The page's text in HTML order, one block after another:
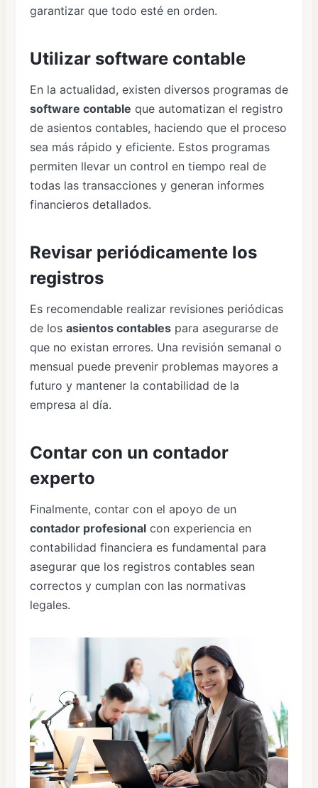
garantizar que todo esté en orden.
Utilizar software contable
En la actualidad, existen diversos programas de
software contable que automatizan el registro
de asientos contables, haciendo que el proceso
sea más rápido y eficiente. Estos programas
permiten llevar un control en tiempo real de
todas las transacciones y generan informes
financieros detallados.
Revisar periódicamente los
registros
Es recomendable realizar revisiones periódicas
de los asientos contables para asegurarse de
que no existan errores. Una revisión semanal o
mensual puede prevenir problemas mayores a
futuro y mantener la contabilidad de la
empresa al día.
Contar con un contador
experto
Finalmente, contar con el apoyo de un
contador profesional con experiencia en
contabilidad financiera es fundamental para
asegurar que los registros contables sean
correctos y cumplan con las normativas
legales.